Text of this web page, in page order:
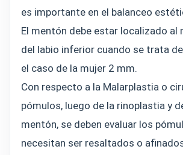
es importante en el balanceo
El mentón debe estar localizado al
del labio inferior cuando se trata
el caso de la mujer 2 mm.
Con respecto a la Malarplastia o
pómulos, luego de la rinoplastia y
mentón, se deben evaluar los
necesitan ser resaltados o